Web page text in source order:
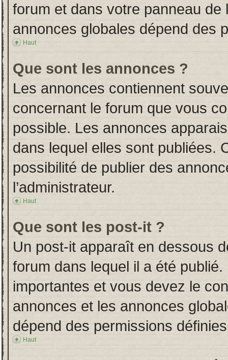
forum et dans votre panneau de
annonces globales dépend des
Haut
Que sont les annonces ?
Les annonces contiennent
concernant le forum que vous
possible. Les annonces
dans lequel elles sont publiées.
possibilité de publier des
l’administrateur.
Haut
Que sont les post-it ?
Un post-it apparaît en dessous
forum dans lequel il a été
importantes et vous devez le
annonces et les annonces
dépend des permissions
Haut